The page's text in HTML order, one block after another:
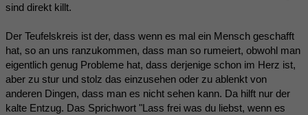
sind direkt killt.
Der Teufelskreis ist der, dass wenn es mal ein Mensch geschafft
hat, so an uns ranzukommen, dass man so rumeiert, obwohl man
eigentlich genug Probleme hat, dass derjenige schon im Herz ist,
aber zu stur und stolz das einzusehen oder zu ablenkt von
anderen Dingen, dass man es nicht sehen kann. Da hilft nur der
kalte Entzug. Das Sprichwort "Lass frei was du liebst, wenn es